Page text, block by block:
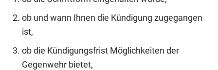
ob und wann Ihnen die Kündigung zugegangen
ist,
ob die Kündigungsfrist Möglichkeiten der
Gegenwehr bietet,